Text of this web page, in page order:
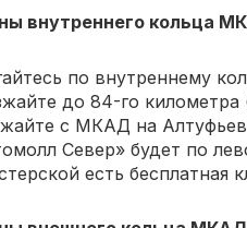
внутреннего кольца
по внутреннему
до 84-го
с МКАД на
Север» будет по
есть бесплатная